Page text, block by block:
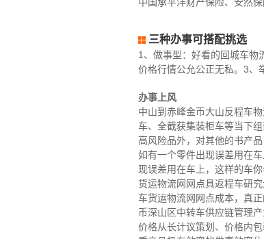
三种办事可搭配挑选
1、做事型：好看的回城车物
价格行情公允公正无私。3、
办事上风
中山到赤峰金币大山反程车
车、全截获集装柜车等当下
高风险品外，对其他的书产
如有一个零件出现误差用在
现误差用在车上，这样的车
货运物流网网点具返程车研
车货运物流网网点成本，真
币深山区中转车供应链管理
价格从长计议策划、价格内